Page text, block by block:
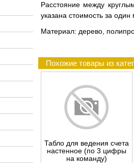
Расстояние между
указана стоимость за один
Материал: дерево,
Похожие товары из
Табло для ведения счета
настенное (по 3 цифры
на команду)